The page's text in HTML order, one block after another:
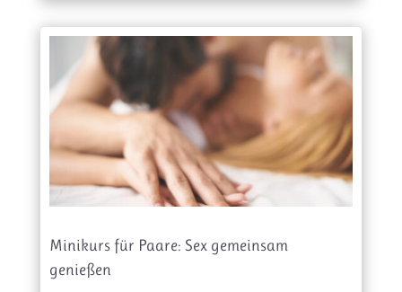
Minikurs für Paare: Sex gemeinsam
genießen